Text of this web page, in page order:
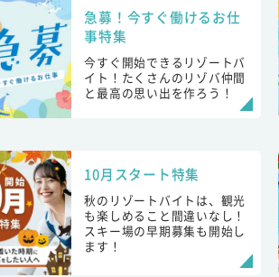
急募！今すぐ働けるお仕
事特集
今すぐ開始できるリゾートバ
イト！たくさんのリゾバ仲間
と最高の思い出を作ろう！
10月スタート特集
秋のリゾートバイトは、観光
も楽しめること間違いなし！
スキー場の早期募集も開始し
ます！